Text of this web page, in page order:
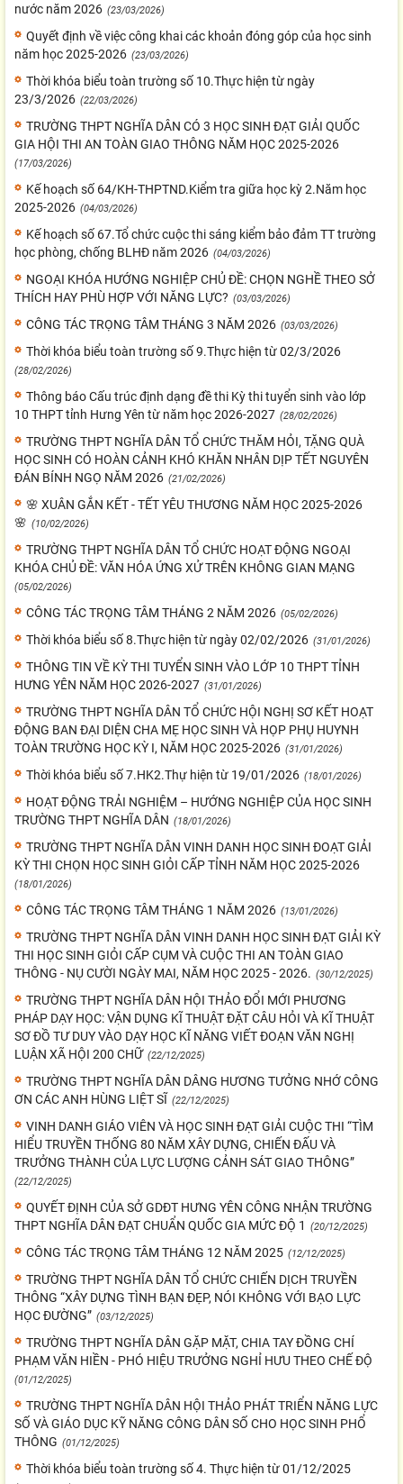
nước năm 2026 (23/03/2026)
Quyết định về việc công khai các khoản đóng góp của học sinh
năm học 2025-2026 (23/03/2026)
Thời khóa biểu toàn trường số 10.Thực hiện từ ngày
23/3/2026 (22/03/2026)
TRƯỜNG THPT NGHĨA DÂN CÓ 3 HỌC SINH ĐẠT GIẢI QUỐC
GIA HỘI THI AN TOÀN GIAO THÔNG NĂM HỌC 2025-2026
(17/03/2026)
Kế hoạch số 64/KH-THPTND.Kiểm tra giữa học kỳ 2.Năm học
2025-2026 (04/03/2026)
Kế hoạch số 67.Tổ chức cuộc thi sáng kiểm bảo đảm TT trường
học phòng, chống BLHĐ năm 2026 (04/03/2026)
NGOẠI KHÓA HƯỚNG NGHIỆP CHỦ ĐỀ: CHỌN NGHỀ THEO SỞ
THÍCH HAY PHÙ HỢP VỚI NĂNG LỰC? (03/03/2026)
CÔNG TÁC TRỌNG TÂM THÁNG 3 NĂM 2026 (03/03/2026)
Thời khóa biểu toàn trường số 9.Thực hiện từ 02/3/2026
(28/02/2026)
Thông báo Cấu trúc định dạng đề thi Kỳ thi tuyển sinh vào lớp
10 THPT tỉnh Hưng Yên từ năm học 2026-2027 (28/02/2026)
TRƯỜNG THPT NGHĨA DÂN TỔ CHỨC THĂM HỎI, TẶNG QUÀ
HỌC SINH CÓ HOÀN CẢNH KHÓ KHĂN NHÂN DỊP TẾT NGUYÊN
ĐÁN BÍNH NGỌ NĂM 2026 (21/02/2026)
🌸 XUÂN GẮN KẾT - TẾT YÊU THƯƠNG NĂM HỌC 2025-2026
🌸 (10/02/2026)
TRƯỜNG THPT NGHĨA DÂN TỔ CHỨC HOẠT ĐỘNG NGOẠI
KHÓA CHỦ ĐỀ: VĂN HÓA ỨNG XỬ TRÊN KHÔNG GIAN MẠNG
(05/02/2026)
CÔNG TÁC TRỌNG TÂM THÁNG 2 NĂM 2026 (05/02/2026)
Thời khóa biểu số 8.Thực hiện từ ngày 02/02/2026 (31/01/2026)
THÔNG TIN VỀ KỲ THI TUYỂN SINH VÀO LỚP 10 THPT TỈNH
HƯNG YÊN NĂM HỌC 2026-2027 (31/01/2026)
TRƯỜNG THPT NGHĨA DÂN TỔ CHỨC HỘI NGHỊ SƠ KẾT HOẠT
ĐỘNG BAN ĐẠI DIỆN CHA MẸ HỌC SINH VÀ HỌP PHỤ HUYNH
TOÀN TRƯỜNG HỌC KỲ I, NĂM HỌC 2025-2026 (31/01/2026)
Thời khóa biểu số 7.HK2.Thự hiện từ 19/01/2026 (18/01/2026)
HOẠT ĐỘNG TRẢI NGHIỆM – HƯỚNG NGHIỆP CỦA HỌC SINH
TRƯỜNG THPT NGHĨA DÂN (18/01/2026)
TRƯỜNG THPT NGHĨA DÂN VINH DANH HỌC SINH ĐOẠT GIẢI
KỲ THI CHỌN HỌC SINH GIỎI CẤP TỈNH NĂM HỌC 2025-2026
(18/01/2026)
CÔNG TÁC TRỌNG TÂM THÁNG 1 NĂM 2026 (13/01/2026)
TRƯỜNG THPT NGHĨA DÂN VINH DANH HỌC SINH ĐẠT GIẢI KỲ
THI HỌC SINH GIỎI CẤP CỤM VÀ CUỘC THI AN TOÀN GIAO
THÔNG - NỤ CƯỜI NGÀY MAI, NĂM HỌC 2025 - 2026. (30/12/2025)
TRƯỜNG THPT NGHĨA DÂN HỘI THẢO ĐỔI MỚI PHƯƠNG
PHÁP DẠY HỌC: VẬN DỤNG KĨ THUẬT ĐẶT CÂU HỎI VÀ KĨ THUẬT
SƠ ĐỒ TƯ DUY VÀO DẠY HỌC KĨ NĂNG VIẾT ĐOẠN VĂN NGHỊ
LUẬN XÃ HỘI 200 CHỮ (22/12/2025)
TRƯỜNG THPT NGHĨA DÂN DÂNG HƯƠNG TƯỞNG NHỚ CÔNG
ƠN CÁC ANH HÙNG LIỆT SĨ (22/12/2025)
VINH DANH GIÁO VIÊN VÀ HỌC SINH ĐẠT GIẢI CUỘC THI “TÌM
HIỂU TRUYỀN THỐNG 80 NĂM XÂY DỰNG, CHIẾN ĐẤU VÀ
TRƯỞNG THÀNH CỦA LỰC LƯỢNG CẢNH SÁT GIAO THÔNG”
(22/12/2025)
QUYẾT ĐỊNH CỦA SỞ GDĐT HƯNG YÊN CÔNG NHẬN TRƯỜNG
THPT NGHĨA DÂN ĐẠT CHUẨN QUỐC GIA MỨC ĐỘ 1
(20/12/2025)
CÔNG TÁC TRỌNG TÂM THÁNG 12 NĂM 2025 (12/12/2025)
TRƯỜNG THPT NGHĨA DÂN TỔ CHỨC CHIẾN DỊCH TRUYỀN
THÔNG “XÂY DỰNG TÌNH BẠN ĐẸP, NÓI KHÔNG VỚI BẠO LỰC
HỌC ĐƯỜNG” (03/12/2025)
TRƯỜNG THPT NGHĨA DÂN GẶP MẶT, CHIA TAY ĐỒNG CHÍ
PHẠM VĂN HIỀN - PHÓ HIỆU TRƯỞNG NGHỈ HƯU THEO CHẾ ĐỘ
(01/12/2025)
TRƯỜNG THPT NGHĨA DÂN HỘI THẢO PHÁT TRIỂN NĂNG LỰC
SỐ VÀ GIÁO DỤC KỸ NĂNG CÔNG DÂN SỐ CHO HỌC SINH PHỔ
THÔNG (01/12/2025)
Thời khóa biểu toàn trường số 4. Thực hiện từ 01/12/2025